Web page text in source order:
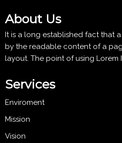
About Us
It is a long established fact that
by the readable content of a
layout. The point of using Lorem
Services
Enviroment
Mission
Vision